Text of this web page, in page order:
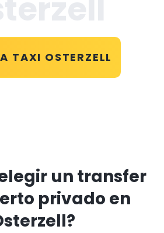
TAXI OSTERZELL
un transfer
privado en